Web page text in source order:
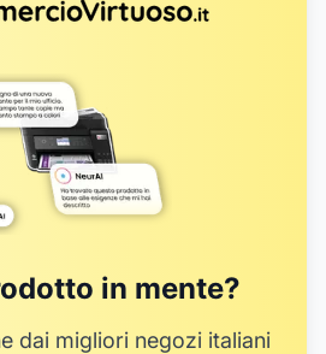
in mente?
dai migliori negozi italiani